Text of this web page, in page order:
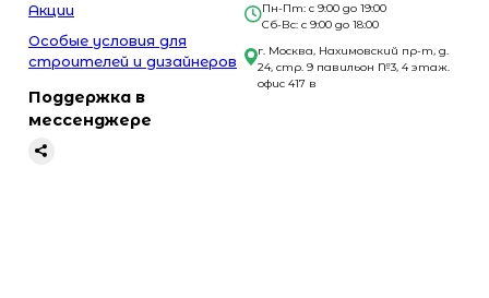
Акции
Особые условия для
строителей и дизайнеров
Поддержка в
мессенджере
Пн-Пт: с 9:00 до 19:00
Сб-Вс: с 9:00 до 18:00
г. Москва, Нахимовский пр-т, д.
24, стр. 9 павильон №3, 4 этаж.
офис 417 в